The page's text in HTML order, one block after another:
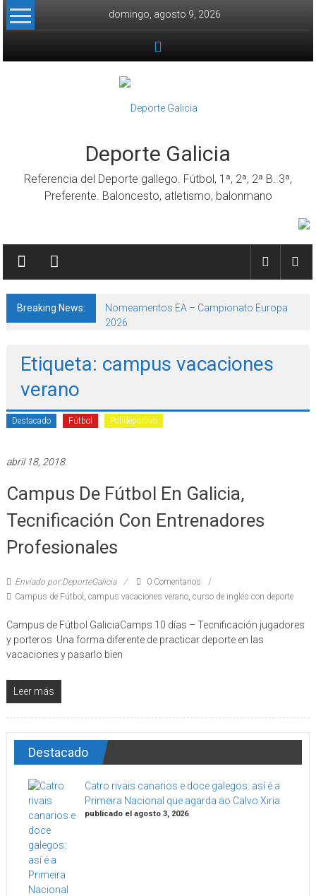
Skip to content
domingo, agosto 9, 2026
Deporte Galicia
Referencia del Deporte gallego. Fútbol, 1ª, 2ª, 2ª B. 3ª,
Preferente. Baloncesto, atletismo, balonmano
Breaking News:
Nomeamentos EA – Campionato Europa
2026
Etiqueta: campus vacaciones
verano
Destacado Fútbol Polideportivo
abril 18, 2018
Campus De Fútbol En Galicia,
Tecnificación Con Entrenadores
Profesionales
Enviado por:DeporteGalicia
0 Comentarios
Campus de Fútbol , campus vacaciones verano, curso de inglés con deporte
Campus de Fútbol GaliciaCamps 10 días – Tecnificación jugadores
y porteros ​ Una forma diferente de practicar deporte en las
vacaciones y pasarlo bien
Leer más
Destacado
Catro rivais canarios e doce galegos: así é a
Primeira Nacional que agarda ao Calvo Xiria
publicado el agosto 3, 2026